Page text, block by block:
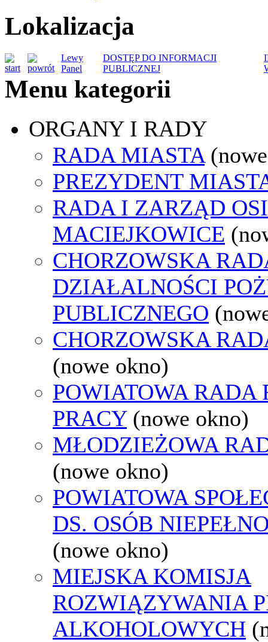
Lokalizacja
Lewy
Panel
DOSTĘP DO INFORMACJI
PUBLICZNEJ
Menu kategorii
ORGANY I RADY
RADA MIASTA
PREZYDENT
RADA I ZARZĄD
MACIEJKOWICE
CHORZOWSKA
DZIAŁALNOŚCI
PUBLICZNEGO
CHORZOWSKA
(nowe okno)
POWIATOWA RADA
PRACY (nowe okno)
MŁODZIEŻOWA
(nowe okno)
POWIATOWA
DS. OSÓB
(nowe okno)
MIEJSKA KOMISJA
ROZWIĄZYWANIA
ALKOHOLOWYCH